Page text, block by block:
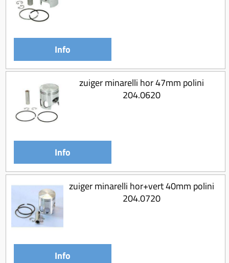
Info
zuiger minarelli hor 47mm polini
204.0620
Info
zuiger minarelli hor+vert 40mm polini
204.0720
Info